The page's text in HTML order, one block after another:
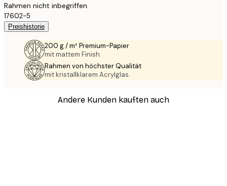
Rahmen nicht inbegriffen.
17602-5
Preishistorie
200 g / m² Premium-Papier
mit mattem Finish.
Rahmen von höchster Qualität
mit kristallklarem Acrylglas.
Andere Kunden kauften auch